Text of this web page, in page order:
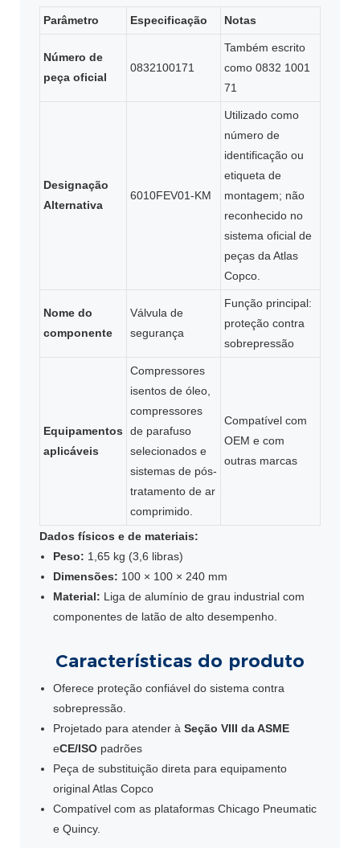
Parâmetro Especificação Notas
Número de
peça oficial
0832100171
Também escrito
como 0832 1001
71
Designação
Alternativa
6010FEV01-KM
Utilizado como
número de
identificação ou
etiqueta de
montagem; não
reconhecido no
sistema oficial de
peças da Atlas
Copco.
Nome do
componente
Válvula de
segurança
Função principal:
proteção contra
sobrepressão
Equipamentos
aplicáveis
Compressores
isentos de óleo,
compressores
de parafuso
selecionados e
sistemas de pós-
tratamento de ar
comprimido.
Compatível com
OEM e com
outras marcas
Dados físicos e de materiais:
Peso: 1,65 kg (3,6 libras)
Dimensões: 100 × 100 × 240 mm
Material: Liga de alumínio de grau industrial com
componentes de latão de alto desempenho.
Características do produto
Oferece proteção confiável do sistema contra
sobrepressão.
Projetado para atender à Seção VIII da ASME
eCE/ISOpadrões
Peça de substituição direta para equipamento
original Atlas Copco
Compatível com as plataformas Chicago Pneumatic
e Quincy.